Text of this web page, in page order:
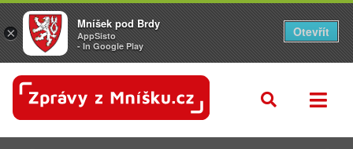
×
Mníšek pod Brdy
AppSisto
- In Google Play
Otevřít